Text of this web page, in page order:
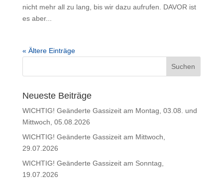
nicht mehr all zu lang, bis wir dazu aufrufen. DAVOR ist
es aber...
« Ältere Einträge
Neueste Beiträge
WICHTIG! Geänderte Gassizeit am Montag, 03.08. und
Mittwoch, 05.08.2026
WICHTIG! Geänderte Gassizeit am Mittwoch,
29.07.2026
WICHTIG! Geänderte Gassizeit am Sonntag,
19.07.2026